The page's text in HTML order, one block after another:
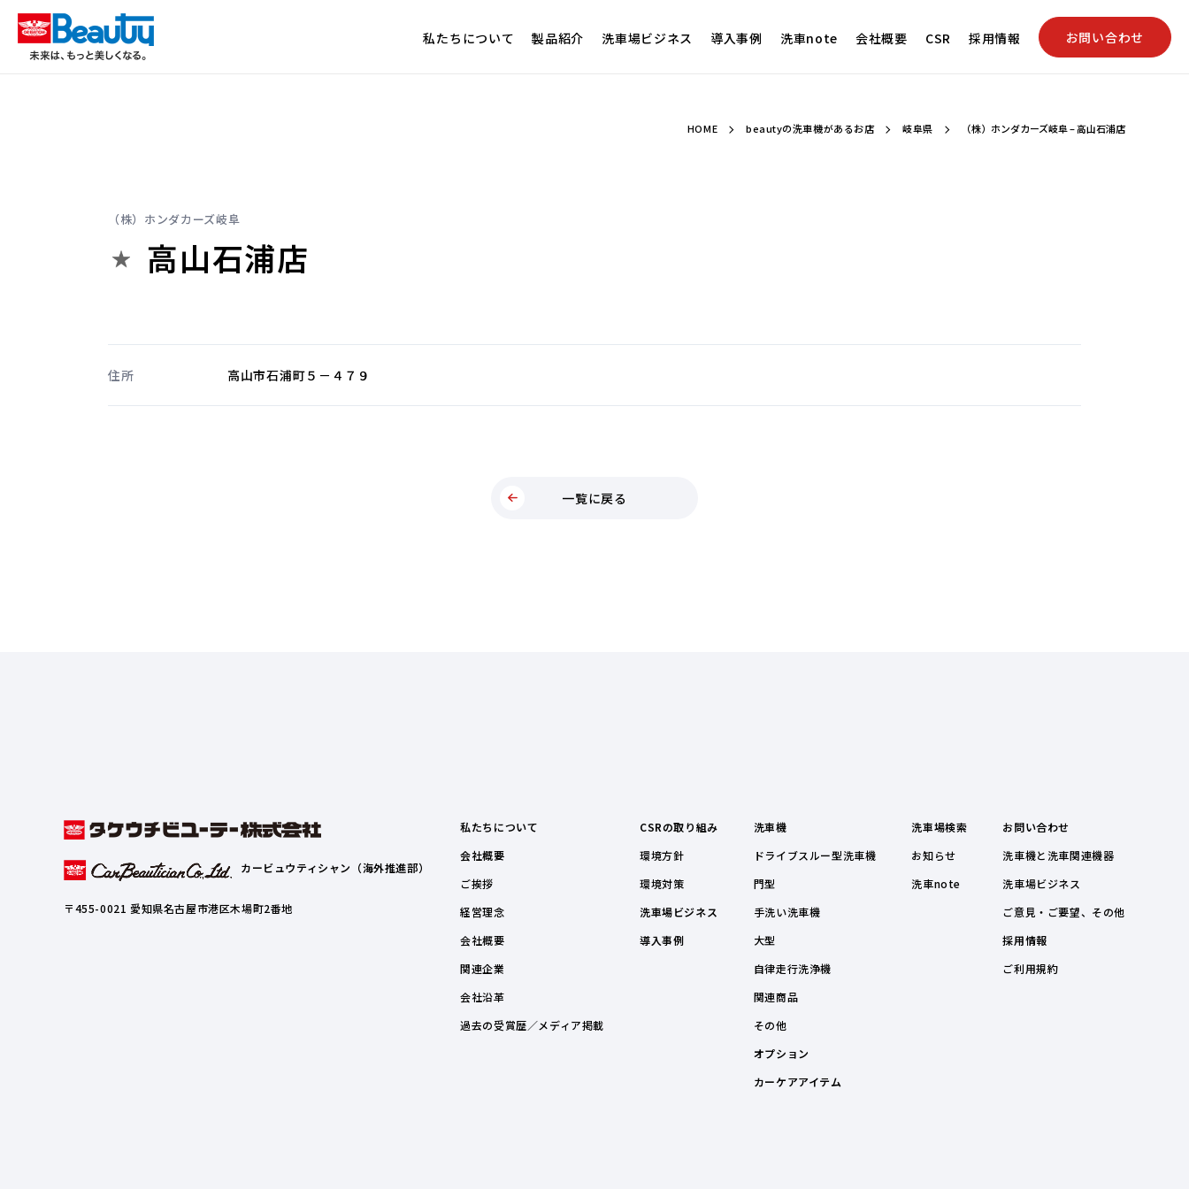
私たちについて 製品紹介 洗車場ビジネス 導入事例 洗車note 会社概要 CSR 採用情報 お問い合わせ
HOME beautyの洗車機があるお店 岐阜県 （株）ホンダカーズ岐阜 – 高山石浦店
（株）ホンダカーズ岐阜
高山石浦店
住所 高山市石浦町５－４７９
一覧に戻る
カービュウティシャン（海外推進部）
〒455-0021 愛知県名古屋市港区木場町2番地
私たちについて
会社概要
ご挨拶
経営理念
会社概要
関連企業
会社沿革
過去の受賞歴／メディア掲載
CSRの取り組み
環境方針
環境対策
洗車場ビジネス
導入事例
洗車機
ドライブスルー型洗車機
門型
手洗い洗車機
大型
自律走行洗浄機
関連商品
その他
オプション
カーケアアイテム
洗車場検索
お知らせ
洗車note
お問い合わせ
洗車機と洗車関連機器
洗車場ビジネス
ご意見・ご要望、その他
採用情報
ご利用規約